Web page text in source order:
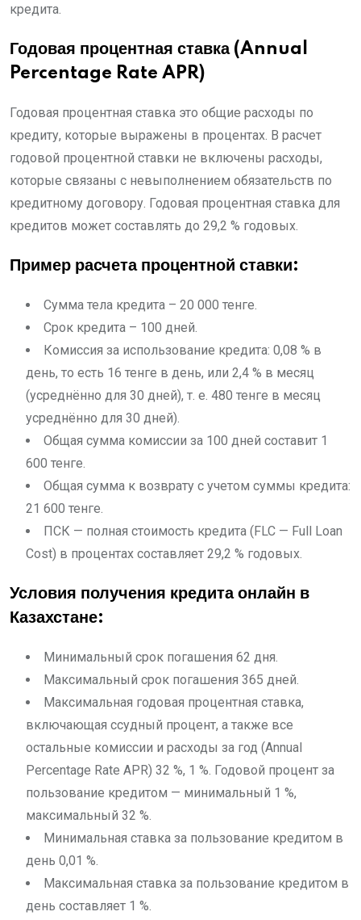
кредита.
Годовая процентная ставка (Annual
Percentage Rate APR)
Годовая процентная ставка это общие расходы по
кредиту, которые выражены в процентах. В расчет
годовой процентной ставки не включены расходы,
которые связаны с невыполнением обязательств по
кредитному договору. Годовая процентная ставка для
кредитов может составлять до 29,2 % годовых.
Пример расчета процентной ставки:
Сумма тела кредита – 20 000 тенге.
Срок кредита – 100 дней.
Комиссия за использование кредита: 0,08 % в
день, то есть 16 тенге в день, или 2,4 % в месяц
(усреднённо для 30 дней), т. е. 480 тенге в месяц
усреднённо для 30 дней).
Общая сумма комиссии за 100 дней составит 1
600 тенге.
Общая сумма к возврату с учетом суммы кредита:
21 600 тенге.
ПСК — полная стоимость кредита (FLC — Full Loan
Cost) в процентах составляет 29,2 % годовых.
Условия получения кредита онлайн в
Казахстане:
Минимальный срок погашения 62 дня.
Максимальный срок погашения 365 дней.
Максимальная годовая процентная ставка,
включающая ссудный процент, а также все
остальные комиссии и расходы за год (Annual
Percentage Rate APR) 32 %, 1 %. Годовой процент за
пользование кредитом — минимальный 1 %,
максимальный 32 %.
Минимальная ставка за пользование кредитом в
день 0,01 %.
Максимальная ставка за пользование кредитом в
день составляет 1 %.